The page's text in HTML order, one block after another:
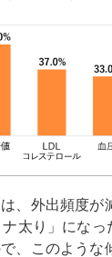
、外出頻度が
太り」にな
、このような